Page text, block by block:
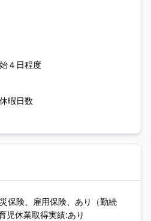
４日程度
暇日数
保険、雇用保険、あり（勤続
児休業取得実績:あり